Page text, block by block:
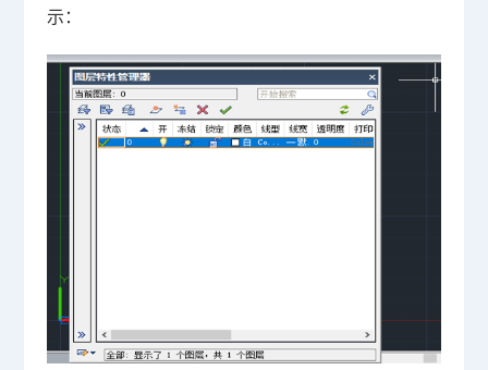
示：